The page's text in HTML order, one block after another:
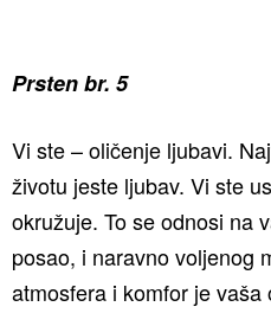
Prsten br. 5
Vi ste – oličenje ljubavi.
životu jeste ljubav. Vi ste
okružuje. To se odnosi na
posao, i naravno voljenog
atmosfera i komfor je